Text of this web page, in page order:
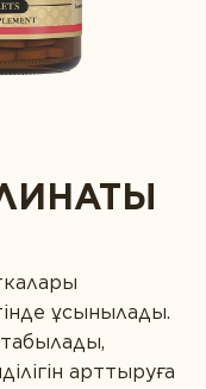
ұсынылады.
арттыруға